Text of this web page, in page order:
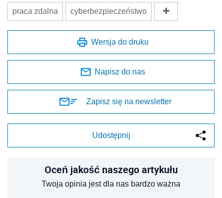
praca zdalna cyberbezpieczeństwo
Wersja do druku
Napisz do nas
Zapisz się na newsletter
Udostępnij
Oceń jakość naszego artykułu
Twoja opinia jest dla nas bardzo ważna